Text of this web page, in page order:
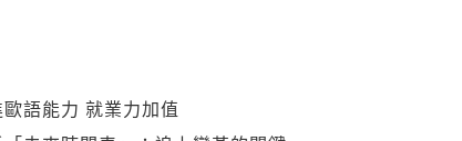
語能力 就業力加值